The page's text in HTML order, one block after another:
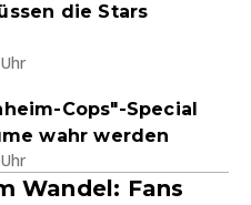
die Stars
Cops"-Special
wahr werden
Wandel: Fans